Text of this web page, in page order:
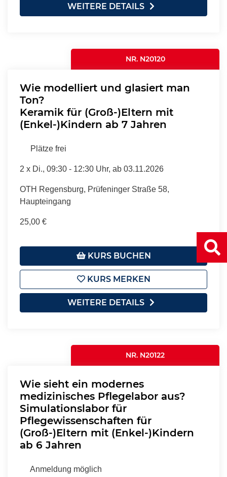
WEITERE DETAILS
NR. N20120
Wie modelliert und glasiert man
Ton?
Keramik für (Groß-)Eltern mit
(Enkel-)Kindern ab 7 Jahren
Plätze frei
2 x Di., 09:30 - 12:30 Uhr, ab 03.11.2026
OTH Regensburg, Prüfeninger Straße 58,
Haupteingang
25,00 €
KURS BUCHEN
KURS MERKEN
WEITERE DETAILS
NR. N20122
Wie sieht ein modernes
medizinisches Pflegelabor aus?
Simulationslabor für
Pflegewissenschaften für
(Groß-)Eltern mit (Enkel-)Kindern
ab 6 Jahren
Anmeldung möglich